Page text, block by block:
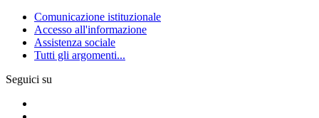
Comunicazione istituzionale
Accesso all'informazione
Assistenza sociale
Tutti gli argomenti...
Seguici su